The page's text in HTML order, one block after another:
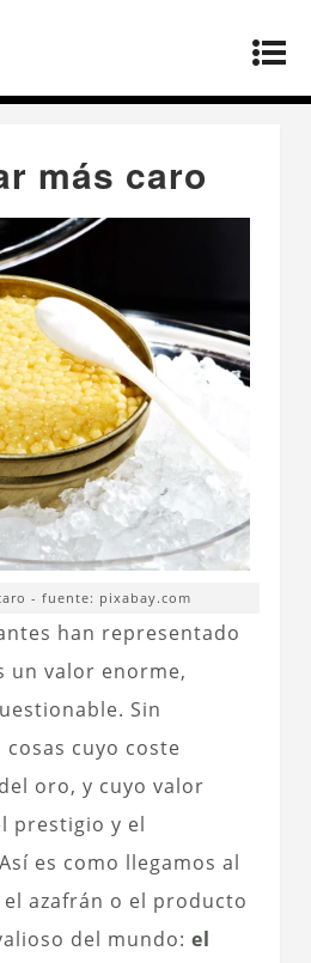
El caviar más
más caro
- fuente: pixabay.com
han representado
un valor enorme,
Sin
cuyo coste
oro, y cuyo valor
prestigio y el
es como llegamos al
azafrán o el producto
del mundo: el